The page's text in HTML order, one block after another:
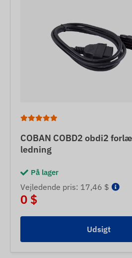
COBAN COBD2 obdi2
ledning
På lager
Vejledende pris: 17,46 $
0 $
Udsigt